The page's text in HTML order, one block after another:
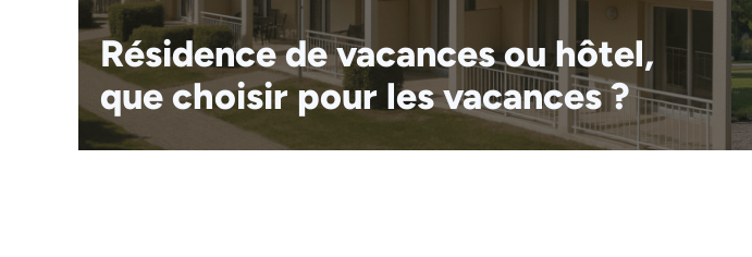
Résidence de vacances ou hôtel,
que choisir pour les vacances ?